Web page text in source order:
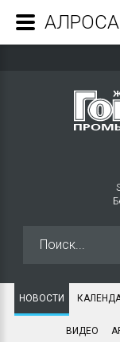
НОВОСТИ
ВИДЕО